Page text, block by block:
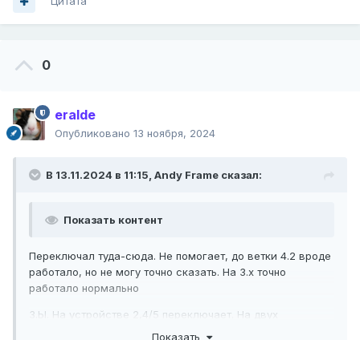
0
eralde
Опубликовано 13 ноября, 2024
В 13.11.2024 в 11:15, Andy Frame сказал:
Показать контент
Переключал туда-сюда. Не помогает, до ветки 4.2 вроде
работало, но не могу точно сказать. На 3.х точно
работало нормально
З.Ы. На устройстве 2,4/5 переключает. На двух
устройствах только 2,4 нет.Показать